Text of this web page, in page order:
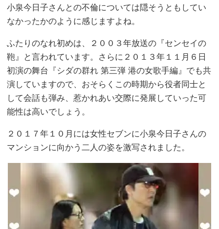
小泉今日子さんとの不倫については隠そうともしてい
なかったかのように感じますよね。
ふたりのなれ初めは、２００３年放送の『センセイの
鞄』と言われています。さらに２０１３年１１月６日
初演の舞台『シダの群れ 第三弾 港の女歌手編』でも共
演していますので、おそらくこの時期から役者同士と
して会話も弾み、惹かれあい交際に発展していった可
能性は高いでしょう。
２０１７年１０月には女性セブンに小泉今日子さんの
マンションに向かう二人の姿を激写されました。